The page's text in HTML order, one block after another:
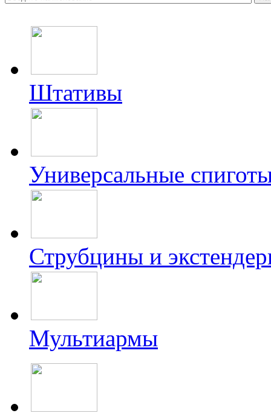
Штативы
Универсальные
Струбцины и
Мультиармы